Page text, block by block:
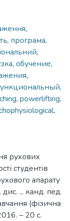
,
, програма,
,
, обучение,
,
,
, powerlifting,
,
рухових
студентів
апарату
... канд. пед.
(фізична
– 20 с.